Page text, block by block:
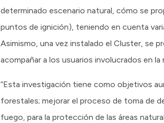
determinado escenario natural, cómo se
puntos de ignición), teniendo en cuenta
Asimismo, una vez instalado el Cluster, se
acompañar a los usuarios involucrados en
“Esta investigación tiene como objetivos
forestales; mejorar el proceso de toma de
fuego, para la protección de las áreas